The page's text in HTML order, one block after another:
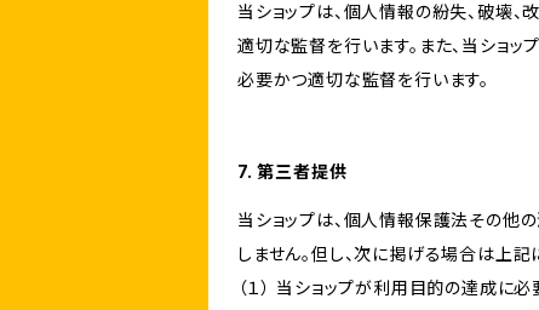
当ショップは、個人情報の紛失、破壊
適切な監督を行います。また、当ショ
必要かつ適切な監督を行います。
7. 第三者提供
当ショップは、個人情報保護法その他
しません。但し、次に掲げる場合は上
（１） 当ショップが利用目的の達成